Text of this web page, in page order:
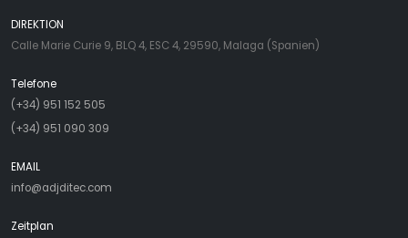
DIREKTION
Calle Marie Curie 9, BLQ 4, ESC 4, 29590, Malaga (Spanien)
Telefone
(+34) 951 152 505
(+34) 951 090 309
EMAIL
info@adjditec.com
Zeitplan